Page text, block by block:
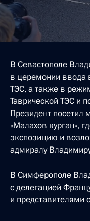
В Севастополе
в церемонии ввода
ТЭС, а также в
Таврической ТЭС и
Президент
«Малахов курган»,
экспозицию и
адмиралу
В Симферополе
с делегацией
и